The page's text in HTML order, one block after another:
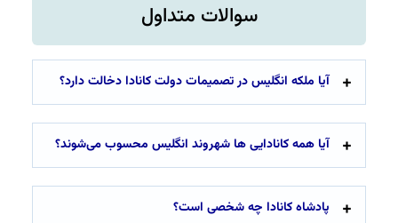
سوالات متداول
آیا ملکه انگلیس در تصمیمات دولت کانادا دخالت دارد؟
آیا همه کانادایی ها شهروند انگلیس محسوب می‌شوند؟
پادشاه کانادا چه شخصی است؟